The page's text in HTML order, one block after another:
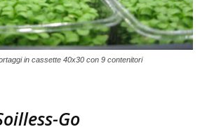
in cassette 40x30 con 9 contenitori
Go